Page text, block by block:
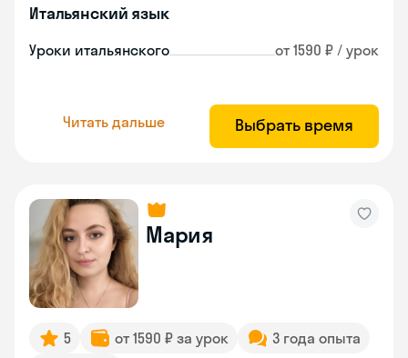
Итальянский язык
Уроки итальянского от 1590 ₽ / урок
Читать дальше Выбрать время
Мария
5 от 1590 ₽ за урок
3 года опыта